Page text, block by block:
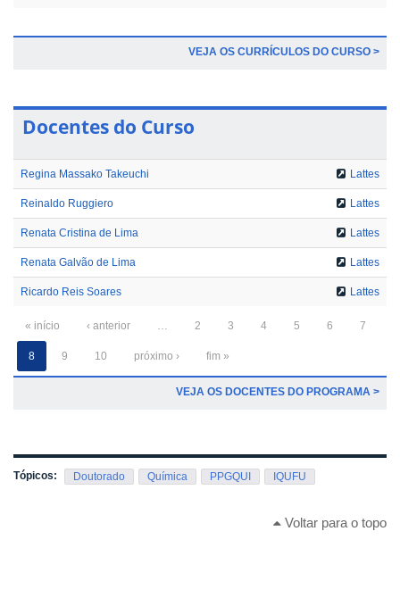
VEJA OS CURRÍCULOS DO CURSO >
Docentes do Curso
Regina Massako Takeuchi Lattes
Reinaldo Ruggiero Lattes
Renata Cristina de Lima Lattes
Renata Galvão de Lima Lattes
Ricardo Reis Soares Lattes
« início ‹ anterior 2 3 4 5 6 7
8 9 10 próximo › fim »
VEJA OS DOCENTES DO PROGRAMA >
Tópicos: Doutorado Química PPGQUI IQUFU
Voltar para o topo